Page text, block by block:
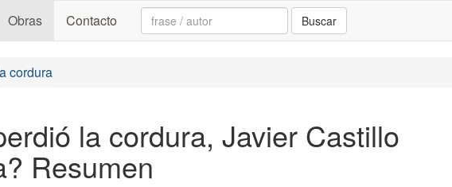
Obras Contacto Search: Buscar
cordura
la cordura, Javier Castillo
Resumen